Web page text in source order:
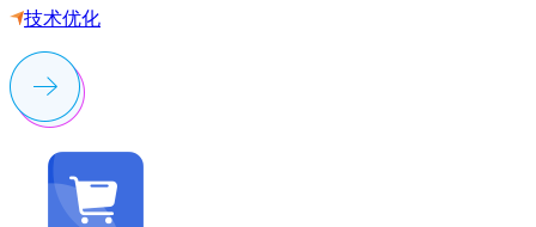
技术优化